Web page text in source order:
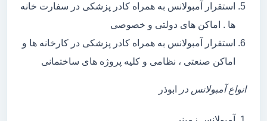
استقرار آمبولانس به همراه کادر پزشکی در سفارت خانه
ها . اماکن های دولتی و خصوصی
استقرار آمبولانس به همراه کادر پزشکی در کارخانه ها و
اماکن صنعتی ، نظامی و کلیه پروژه های ساختمانی
انواع آمبولانس در ابوذر